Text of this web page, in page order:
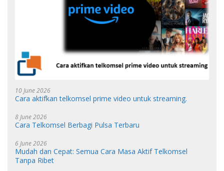
10 June 2026
Cara aktifkan telkomsel prime video untuk streaming.
8 June 2026
Cara Telkomsel Berbagi Pulsa Terbaru
6 June 2026
Mudah dan Cepat: Semua Cara Masa Aktif Telkomsel
Tanpa Ribet